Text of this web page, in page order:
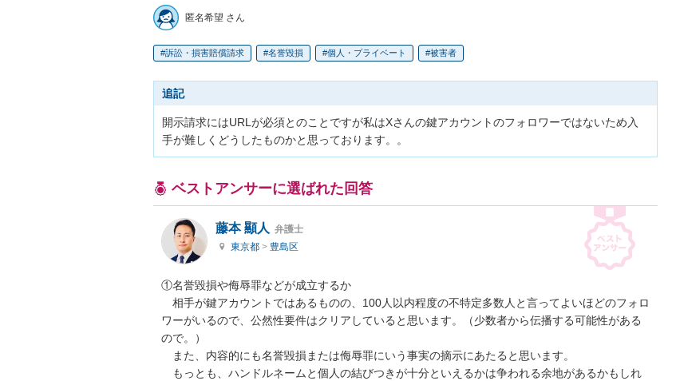
匿名希望 さん
訴訟・損害賠償請求 名誉毀損 個人・プライベート 被害者
追記
開示請求にはURLが必須とのことですが私はXさんの鍵アカウントのフォロワーではないため入
手が難しくどうしたものかと思っております。。
ベストアンサーに選ばれた回答
藤本 顯人 弁護士
東京都 > 豊島区
①名誉毀損や侮辱罪などが成立するか
相手が鍵アカウントではあるものの、100人以内程度の不特定多数人と言ってよいほどのフォロ
ワーがいるので、公然性要件はクリアしていると思います。（少数者から伝播する可能性がある
ので。）
また、内容的にも名誉毀損または侮辱罪にいう事実の摘示にあたると思います。
もっとも、ハンドルネームと個人の結びつきが十分といえるかは争われる余地があるかもしれ